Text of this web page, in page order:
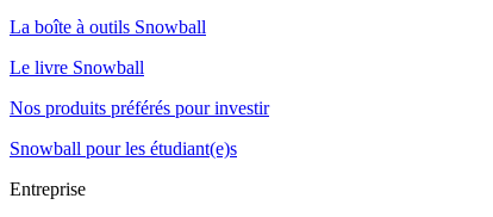
La boîte à outils Snowball
Le livre Snowball
Nos produits préférés pour investir
Snowball pour les étudiant(e)s
Entreprise